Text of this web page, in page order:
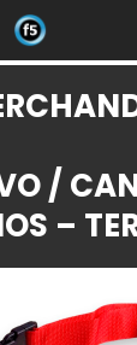
/
–